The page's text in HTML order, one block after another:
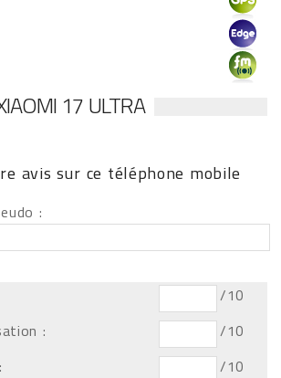
17 ULTRA
avis sur ce téléphone mobile
:
/10
:
/10
/10